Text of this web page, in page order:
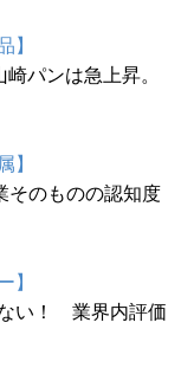
】
パンは急上昇。
】
のものの認知度
】
い！ 業界内評価